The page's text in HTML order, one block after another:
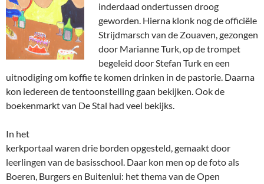
inderdaad ondertussen droog
geworden. Hierna klonk nog de officiële
Strijdmarsch van de Zouaven, gezongen
door Marianne Turk, op de trompet
begeleid door Stefan Turk en een
uitnodiging om koffie te komen drinken in de pastorie. Daarna
kon iedereen de tentoonstelling gaan bekijken. Ook de
boekenmarkt van De Stal had veel bekijks.
In het
kerkportaal waren drie borden opgesteld, gemaakt door
leerlingen van de basisschool. Daar kon men op de foto als
Boeren, Burgers en Buitenlui: het thema van de Open